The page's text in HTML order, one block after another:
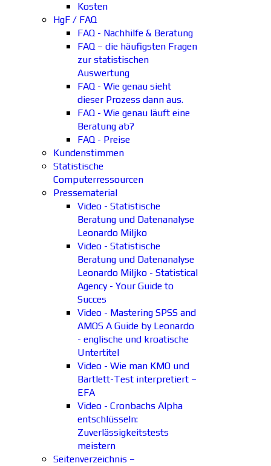
Kosten
HgF / FAQ
FAQ - Nachhilfe & Beratung
FAQ – die häufigsten Fragen
zur statistischen
Auswertung
FAQ - Wie genau sieht
dieser Prozess dann aus.
FAQ - Wie genau läuft eine
Beratung ab?
FAQ - Preise
Kundenstimmen
Statistische
Computerressourcen
Pressematerial
Video - Statistische
Beratung und Datenanalyse
Leonardo Miljko
Video - Statistische
Beratung und Datenanalyse
Leonardo Miljko - Statistical
Agency - Your Guide to
Succes
Video - Mastering SPSS and
AMOS A Guide by Leonardo
- englische und kroatische
Untertitel
Video - Wie man KMO und
Bartlett-Test interpretiert –
EFA
Video - Cronbachs Alpha
entschlüsseln:
Zuverlässigkeitstests
meistern
Seitenverzeichnis –